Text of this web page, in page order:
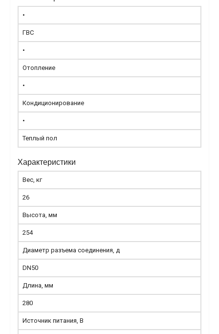
•
ГВС
•
Отопление
•
Кондиционирование
•
Теплый пол
Характеристики
Вес, кг
26
Высота, мм
254
Диаметр разъема соединения, д
DN50
Длина, мм
280
Источник питания, В